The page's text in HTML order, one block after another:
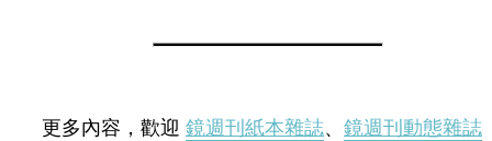
更多內容，歡迎 鏡週刊紙本雜誌、 鏡週刊動態雜誌